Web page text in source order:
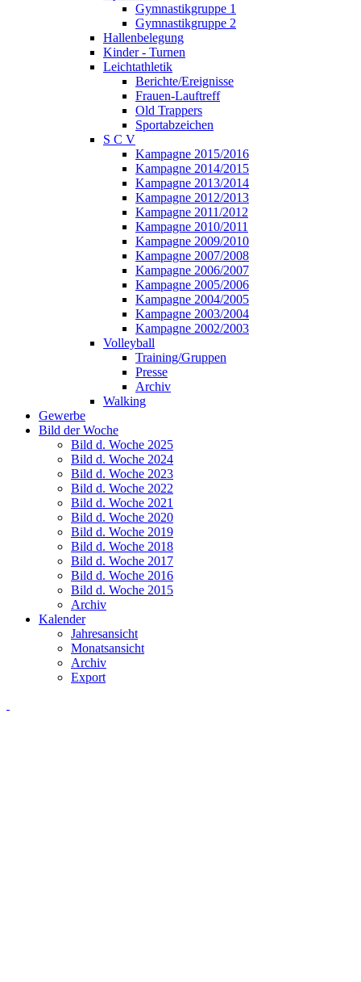
Gymnastikgruppe 1
Gymnastikgruppe 2
Hallenbelegung
Kinder - Turnen
Leichtathletik
Berichte/Ereignisse
Frauen-Lauftreff
Old Trappers
Sportabzeichen
S C V
Kampagne 2015/2016
Kampagne 2014/2015
Kampagne 2013/2014
Kampagne 2012/2013
Kampagne 2011/2012
Kampagne 2010/2011
Kampagne 2009/2010
Kampagne 2007/2008
Kampagne 2006/2007
Kampagne 2005/2006
Kampagne 2004/2005
Kampagne 2003/2004
Kampagne 2002/2003
Volleyball
Training/Gruppen
Presse
Archiv
Walking
Gewerbe
Bild der Woche
Bild d. Woche 2025
Bild d. Woche 2024
Bild d. Woche 2023
Bild d. Woche 2022
Bild d. Woche 2021
Bild d. Woche 2020
Bild d. Woche 2019
Bild d. Woche 2018
Bild d. Woche 2017
Bild d. Woche 2016
Bild d. Woche 2015
Archiv
Kalender
Jahresansicht
Monatsansicht
Archiv
Export